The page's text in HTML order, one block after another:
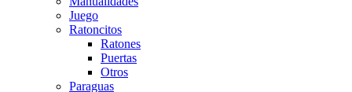
Juego
Ratoncitos
Ratones
Puertas
Otros
Paraguas